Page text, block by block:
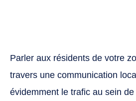
Parler aux résidents de votre
travers une communication
évidemment le trafic au sein